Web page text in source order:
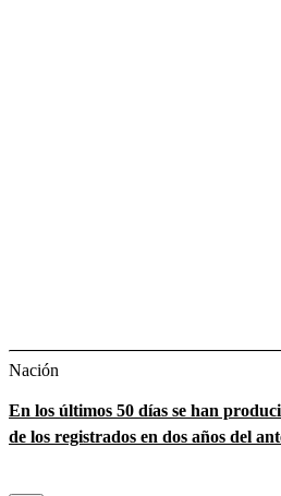
Nación
En los últimos 50 días se han
de los registrados en dos años del